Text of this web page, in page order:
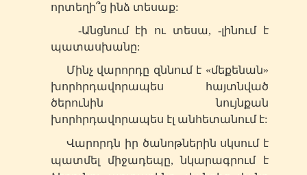
որտեղի՞ց ինձ տեսաք:
-Անցնում էի ու տեսա, -լինում է
պատասխանը:
Մինչ վարորդը զննում է «մեքենան»
խորհրդավորապես հայտնված
ծերունին նույնքան
խորհրդավորապես էլ անհետանում է:
Վարորդն իր ծանոթներին սկսում է
պատմել միջադեպը, նկարագրում է